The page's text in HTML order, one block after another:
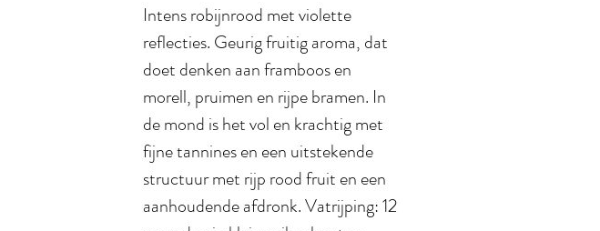
Intens robijnrood met violette
reflecties. Geurig fruitig aroma, dat
doet denken aan framboos en
morell, pruimen en rijpe bramen. In
de mond is het vol en krachtig met
fijne tannines en een uitstekende
structuur met rijp rood fruit en een
aanhoudende afdronk. Vatrijping: 12